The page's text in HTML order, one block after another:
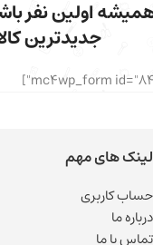
اولین نفر
جدیدترین
لینک های مهم
حساب کاربری
درباره ما
تماس با ما